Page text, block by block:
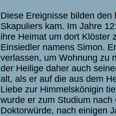
Diese Ereignisse bilden
Skapuliers kam. Im Jahre
ihre Heimat um dort Klöster
Einsiedler namens Simon.
verlassen, um Wohnung zu
der Heilige daher auch
alt, als er auf die aus dem
Liebe zur Himmelskönigin
wurde er zum Studium
Doktorwürde, nach einigen